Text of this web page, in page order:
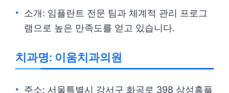
소개: 임플란트 전문 팀과 체계적 관리 프로그
램으로 높은 만족도를 얻고 있습니다.
치과명: 이움치과의원
주소: 서울특별시 강서구 화곡로 398 삼성홈플